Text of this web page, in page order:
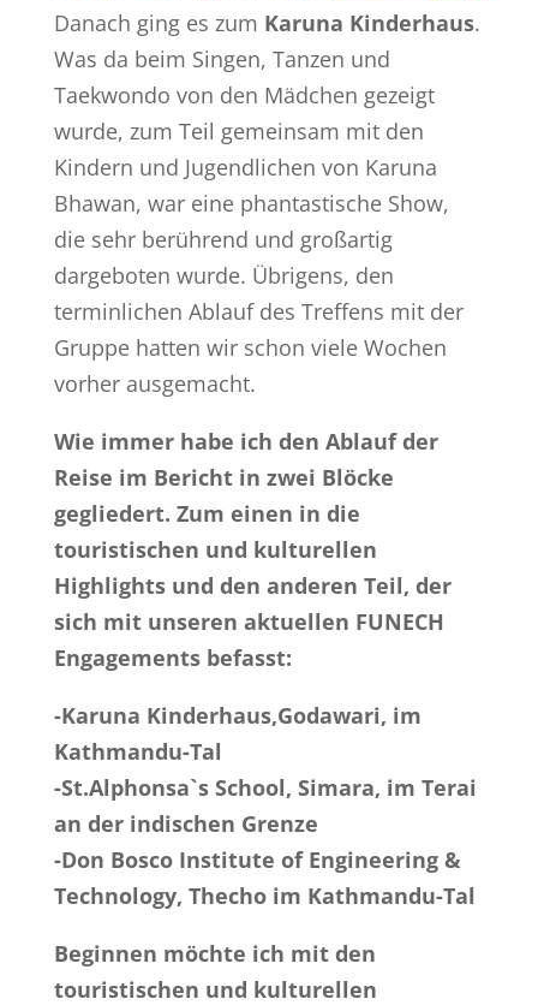
Danach ging es zum Karuna Kinderhaus.
Was da beim Singen, Tanzen und
Taekwondo von den Mädchen gezeigt
wurde, zum Teil gemeinsam mit den
Kindern und Jugendlichen von Karuna
Bhawan, war eine phantastische Show,
die sehr berührend und großartig
dargeboten wurde. Übrigens, den
terminlichen Ablauf des Treffens mit der
Gruppe hatten wir schon viele Wochen
vorher ausgemacht.
Wie immer habe ich den Ablauf der
Reise im Bericht in zwei Blöcke
gegliedert. Zum einen in die
touristischen und kulturellen
Highlights und den anderen Teil, der
sich mit unseren aktuellen FUNECH
Engagements befasst:
-Karuna Kinderhaus,Godawari, im
Kathmandu-Tal
-St.Alphonsa`s School, Simara, im Terai
an der indischen Grenze
-Don Bosco Institute of Engineering &
Technology, Thecho im Kathmandu-Tal
Beginnen möchte ich mit den
touristischen und kulturellen